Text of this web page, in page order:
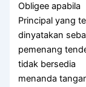
Obligee apabila
Principal yang
dinyatakan
pemenang
tidak bersedia
menanda